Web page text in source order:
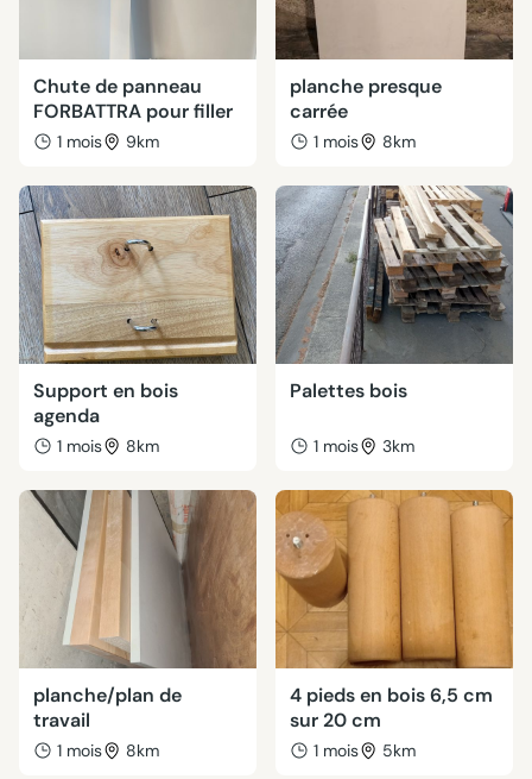
Chute de panneau
FORBATTRA pour filler
1 mois 9km
planche presque
carrée
1 mois 8km
Support en bois
agenda
1 mois 8km
Palettes bois
1 mois 3km
planche/plan de
travail
1 mois 8km
4 pieds en bois 6,5 cm
sur 20 cm
1 mois 5km